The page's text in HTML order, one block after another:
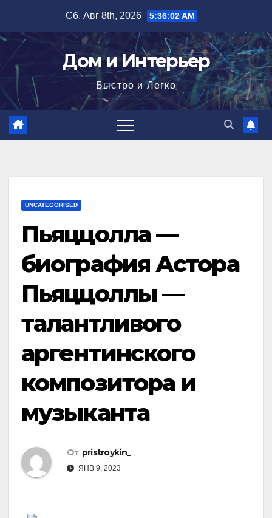
содержимому
Сб. Авг 8th, 2026 5:36:03 AM
Дом и Интерьер
Быстро и Легко
UNCATEGORISED
Пьяццолла —
биография Астора
Пьяццоллы —
талантливого
аргентинского
композитора и
музыканта
От pristroykin_
ЯНВ 9, 2023